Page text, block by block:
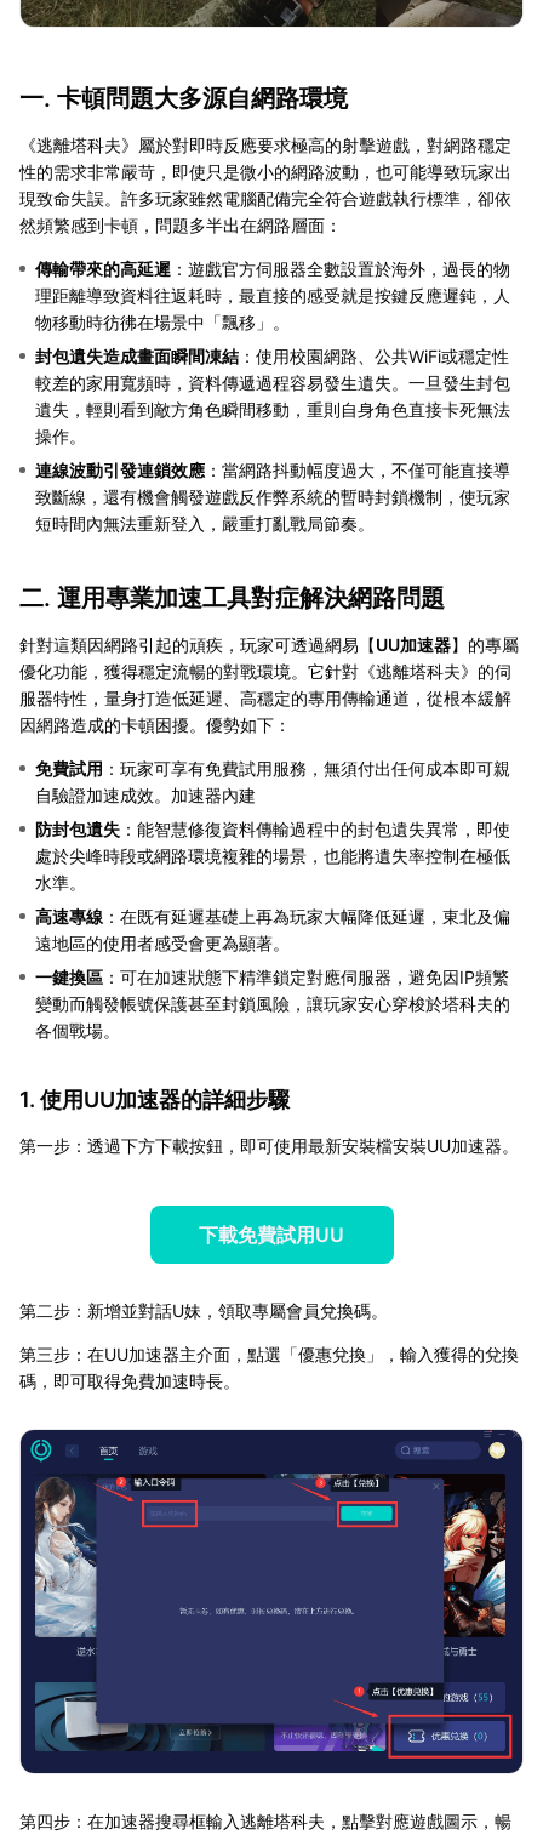
一. 卡頓問題大多源自網路環境
《逃離塔科夫》屬於對即時反應要求極高的射擊遊戲，對網路穩定
性的需求非常嚴苛，即使只是微小的網路波動，也可能導致玩家出
現致命失誤。許多玩家雖然電腦配備完全符合遊戲執行標準，卻依
然頻繁感到卡頓，問題多半出在網路層面：
傳輸帶來的高延遲 ：遊戲官方伺服器全數設置於海外，過長的物
理距離導致資料往返耗時，最直接的感受就是按鍵反應遲鈍，人
物移動時彷彿在場景中「飄移」。
封包遺失造成畫面瞬間凍結 ：使用校園網路、公共WiFi或穩定性
較差的家用寬頻時，資料傳遞過程容易發生遺失。一旦發生封包
遺失，輕則看到敵方角色瞬間移動，重則自身角色直接卡死無法
操作。
連線波動引發連鎖效應 ：當網路抖動幅度過大，不僅可能直接導
致斷線，還有機會觸發遊戲反作弊系統的暫時封鎖機制，使玩家
短時間內無法重新登入，嚴重打亂戰局節奏。
二. 運用專業加速工具對症解決網路問題
針對這類因網路引起的頑疾，玩家可透過網易【UU加速器】的專屬
優化功能，獲得穩定流暢的對戰環境。它針對《逃離塔科夫》的伺
服器特性，量身打造低延遲、高穩定的專用傳輸通道，從根本緩解
因網路造成的卡頓困擾。優勢如下：
免費試用 ：玩家可享有免費試用服務，無須付出任何成本即可親
自驗證加速成效。加速器內建
防封包遺失 ：能智慧修復資料傳輸過程中的封包遺失異常，即使
處於尖峰時段或網路環境複雜的場景，也能將遺失率控制在極低
水準。
高速專線 ：在既有延遲基礎上再為玩家大幅降低延遲，東北及偏
遠地區的使用者感受會更為顯著。
一鍵換區 ：可在加速狀態下精準鎖定對應伺服器，避免因IP頻繁
變動而觸發帳號保護甚至封鎖風險，讓玩家安心穿梭於塔科夫的
各個戰場。
1. 使用UU加速器的詳細步驟
第一步：透過下方下載按鈕，即可使用最新安裝檔安裝UU加速器。
下載免費試用UU
第二步：新增並對話U妹，領取專屬會員兌換碼。
第三步：在UU加速器主介面，點選「優惠兌換」，輸入獲得的兌換
碼，即可取得免費加速時長。
第四步：在加速器搜尋框輸入逃離塔科夫，點擊對應遊戲圖示，暢